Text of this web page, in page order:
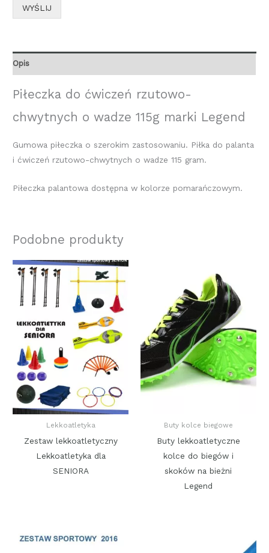
WYŚLIJ
Opis
Piłeczka do ćwiczeń rzutowo-
chwytnych o wadze 115g marki Legend
Gumowa piłeczka o szerokim zastosowaniu. Piłka do palanta
i ćwiczeń rzutowo-chwytnych o wadze 115 gram.
Piłeczka palantowa dostępna w kolorze pomarańczowym.
Podobne produkty
Lekkoatletyka
Zestaw lekkoatletyczny
Lekkoatletyka dla
SENIORA
Buty kolce biegowe
Buty lekkoatletyczne
kolce do biegów i
skoków na bieżni
Legend